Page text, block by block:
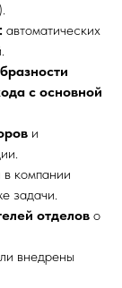
автоматических
с основной
и
в компании
задачи.
отделов о
внедрены